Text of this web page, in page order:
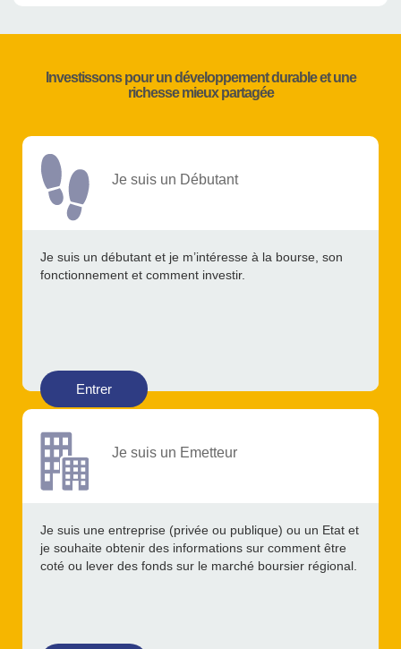
Investissons pour un développement durable et une
richesse mieux partagée
Je suis un Débutant
Je suis un débutant et je m’intéresse à la bourse, son
fonctionnement et comment investir.
Entrer
Je suis un Emetteur
Je suis une entreprise (privée ou publique) ou un Etat et
je souhaite obtenir des informations sur comment être
coté ou lever des fonds sur le marché boursier régional.